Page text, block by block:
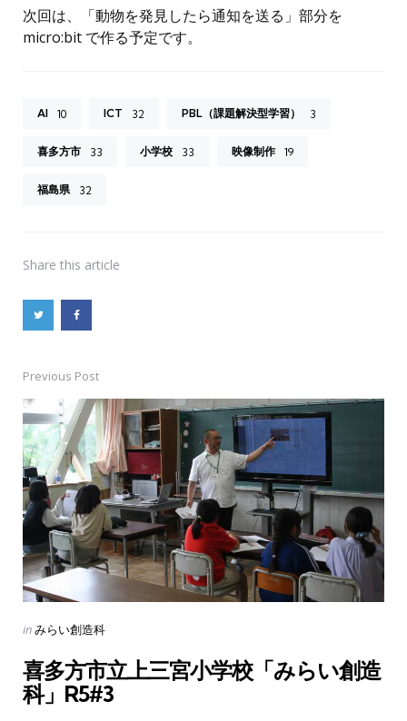
次回は、「動物を発見したら通知を送る」部分を
micro:bit で作る予定です。
AI 10 ICT 32 PBL（課題解決型学習） 3
喜多方市 33 小学校 33 映像制作 19
福島県 32
Share this article
Post
navigation
Previous Post
Posted
inみらい創造科
喜多方市立上三宮小学校「みらい創造
科」R5#3